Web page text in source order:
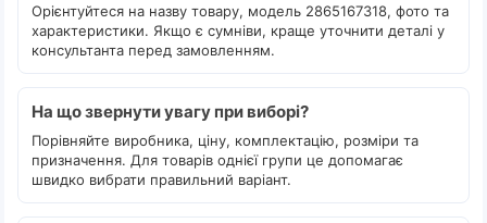
Орієнтуйтеся на назву товару, модель 2865167318, фото та
характеристики. Якщо є сумніви, краще уточнити деталі у
консультанта перед замовленням.
На що звернути увагу при виборі?
Порівняйте виробника, ціну, комплектацію, розміри та
призначення. Для товарів однієї групи це допомагає
швидко вибрати правильний варіант.